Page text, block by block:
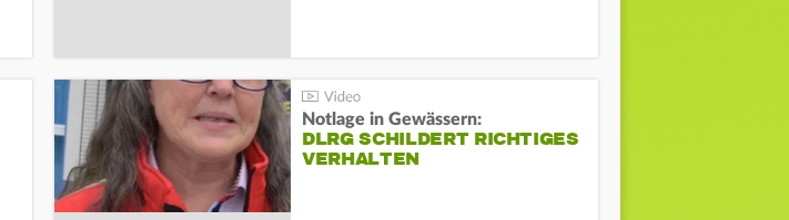
Notlage in Gewässern:
DLRG SCHILDERT RICHTIGES
VERHALTEN